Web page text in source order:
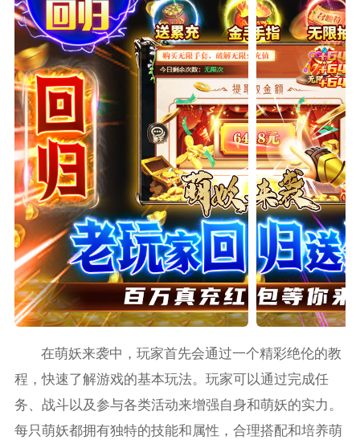
在萌妖来袭中，玩家首先会通过一个精彩绝伦的教
程，快速了解游戏的基本玩法。玩家可以通过完成任
务、战斗以及参与各类活动来增强自身和萌妖的实力。
每只萌妖都拥有独特的技能和属性，合理搭配和培养萌